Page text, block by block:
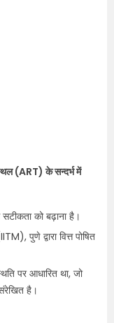
(ART) के सन्दर्भ में
सटीकता को बढ़ाना है।
पुणे द्वारा वित्त पोषित
पर आधारित था, जो
है।